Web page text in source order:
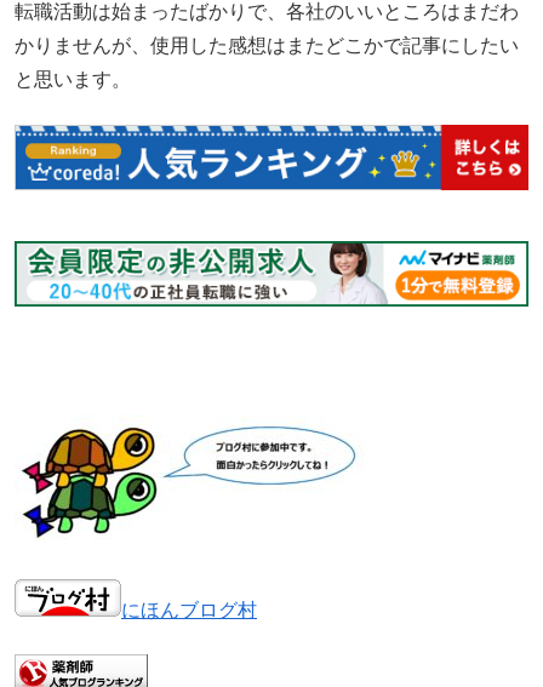
転職活動は始まったばかりで、各社のいいところはまだわ
かりませんが、使用した感想はまたどこかで記事にしたい
と思います。
にほんブログ村